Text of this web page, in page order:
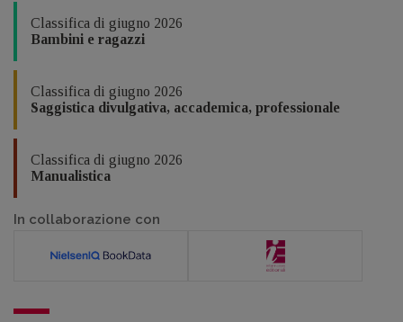
Classifica di giugno 2026
Bambini e ragazzi
Classifica di giugno 2026
Saggistica divulgativa, accademica, professionale
Classifica di giugno 2026
Manualistica
In collaborazione con